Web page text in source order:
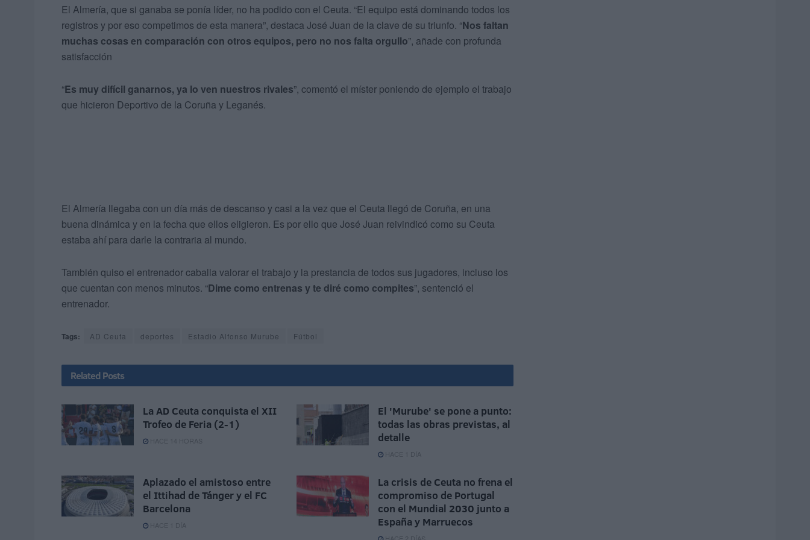
El Almería, que si ganaba se ponía líder, no ha podido con el Ceuta. “El equipo está dominando todos los
registros y por eso competimos de esta manera”, destaca José Juan de la clave de su triunfo. “Nos faltan
muchas cosas en comparación con otros equipos, pero no nos falta orgullo”, añade con profunda
satisfacción
“Es muy difícil ganarnos, ya lo ven nuestros rivales”, comentó el míster poniendo de ejemplo el trabajo
que hicieron Deportivo de la Coruña y Leganés.
El Almería llegaba con un día más de descanso y casi a la vez que el Ceuta llegó de Coruña, en una
buena dinámica y en la fecha que ellos eligieron. Es por ello que José Juan reivindicó como su Ceuta
estaba ahí para darle la contraria al mundo.
También quiso el entrenador caballa valorar el trabajo y la prestancia de todos sus jugadores, incluso los
que cuentan con menos minutos. “Dime como entrenas y te diré como compites”, sentenció el
entrenador.
Tags: AD Ceuta deportes Estadio Alfonso Murube Fútbol
Related Posts
La AD Ceuta conquista el XII
Trofeo de Feria (2-1)
HACE 14 HORAS
El 'Murube' se pone a punto:
todas las obras previstas, al
detalle
HACE 1 DÍA
Aplazado el amistoso entre
el Ittihad de Tánger y el FC
Barcelona
HACE 1 DÍA
La crisis de Ceuta no frena el
compromiso de Portugal
con el Mundial 2030 junto a
España y Marruecos